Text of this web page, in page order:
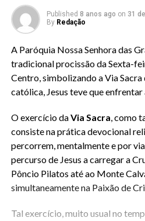
Published 8 anos ago on 31
By Redação
A Paróquia Nossa Senhora das
tradicional procissão da Sexta-
Centro, simbolizando a Via Sacra
católica, Jesus teve que
O exercício daVia Sacra, como
consiste na prática devocional
percorrem, mentalmente e por
percurso de Jesus a carregar a
Pôncio Pilatos até ao Monte
simultaneamente na Paixão de
Tal exercício, muito usual no